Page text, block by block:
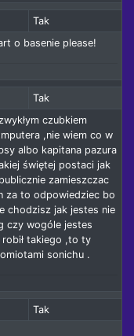
Tak
o basenie please!
Tak
czubkiem
,nie wiem co w
albo kapitana pazura
świętej postaci jak
zamieszczac
za to odpowiedziec bo
chodzisz jak jestes nie
czy wogóle jestes
robił takiego ,to ty
sonichu .
Tak